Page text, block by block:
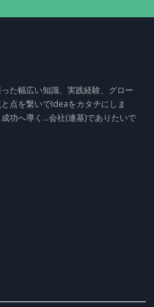
た幅広い知識、実践経験、グロー
点を繋いでIdeaをカタチにしま
功へ導く…会社(連基)でありたいで